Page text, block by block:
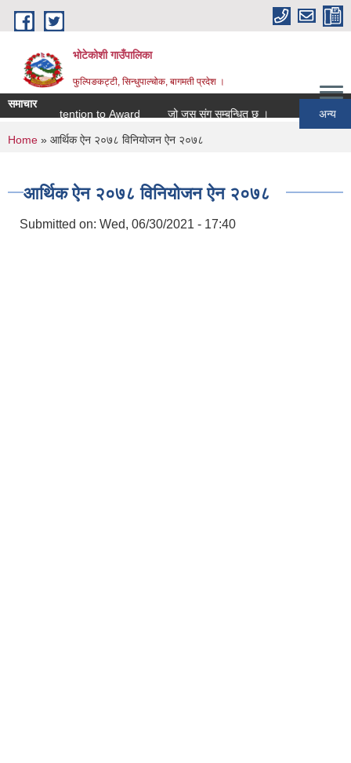
Skip to main content
भोटेकोशी गाउँपालिका
फुल्पिङकट्टी, सिन्धुपाल्चोक, बागमती प्रदेश ।
समाचार
Intention to Award जो जस संग सम्बन्धित छ ।
You are here
Home » आर्थिक ऐन २०७८ विनियोजन ऐन २०७८
आर्थिक ऐन २०७८ विनियोजन ऐन २०७८
Submitted on: Wed, 06/30/2021 - 17:40